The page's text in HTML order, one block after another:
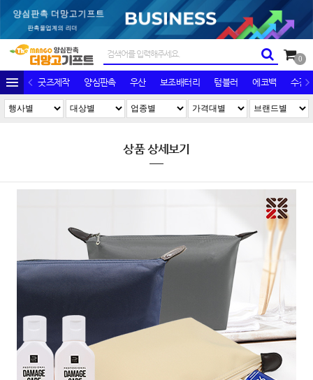
0
굿즈제작 양심판촉 우산 보조배터리 텀블러 에코백 수건/
상품 상세보기